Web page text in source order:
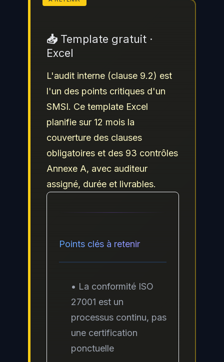
📥 Template gratuit ·
Excel
L'audit interne (clause 9.2) est
l'un des points critiques d'un
SMSI. Ce template Excel
planifie sur 12 mois la
couverture des clauses
obligatoires et des 93 contrôles
Annexe A, avec auditeur
assigné, durée et livrables.
Points clés à retenir
• La conformité ISO
27001 est un
processus continu, pas
une certification
ponctuelle